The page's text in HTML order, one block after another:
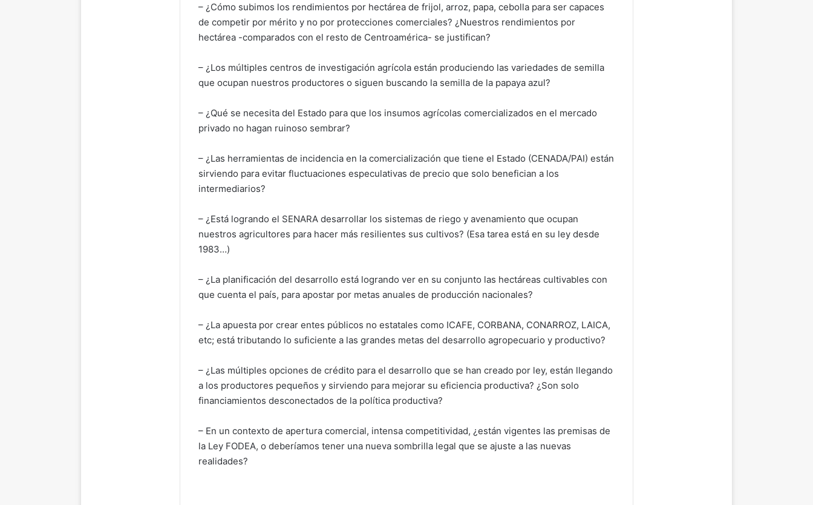
– ¿Cómo subimos los rendimientos por hectárea de frijol, arroz, papa, cebolla para ser capaces
de competir por mérito y no por protecciones comerciales? ¿Nuestros rendimientos por
hectárea -comparados con el resto de Centroamérica- se justifican?
– ¿Los múltiples centros de investigación agrícola están produciendo las variedades de semilla
que ocupan nuestros productores o siguen buscando la semilla de la papaya azul?
– ¿Qué se necesita del Estado para que los insumos agrícolas comercializados en el mercado
privado no hagan ruinoso sembrar?
– ¿Las herramientas de incidencia en la comercialización que tiene el Estado (CENADA/PAI) están
sirviendo para evitar fluctuaciones especulativas de precio que solo benefician a los
intermediarios?
– ¿Está logrando el SENARA desarrollar los sistemas de riego y avenamiento que ocupan
nuestros agricultores para hacer más resilientes sus cultivos? (Esa tarea está en su ley desde
1983…)
– ¿La planificación del desarrollo está logrando ver en su conjunto las hectáreas cultivables con
que cuenta el país, para apostar por metas anuales de producción nacionales?
– ¿La apuesta por crear entes públicos no estatales como ICAFE, CORBANA, CONARROZ, LAICA,
etc; está tributando lo suficiente a las grandes metas del desarrollo agropecuario y productivo?
– ¿Las múltiples opciones de crédito para el desarrollo que se han creado por ley, están llegando
a los productores pequeños y sirviendo para mejorar su eficiencia productiva? ¿Son solo
financiamientos desconectados de la política productiva?
– En un contexto de apertura comercial, intensa competitividad, ¿están vigentes las premisas de
la Ley FODEA, o deberíamos tener una nueva sombrilla legal que se ajuste a las nuevas
realidades?